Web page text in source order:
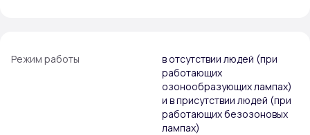
Режим работы
в отсутствии людей (при
работающих
озонообразующих лампах)
и в присутствии людей (при
работающих безозоновых
лампах)